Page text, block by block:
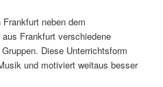
neben dem
Frankfurt verschiedene
Diese Unterrichtsform
und motiviert weitaus besser